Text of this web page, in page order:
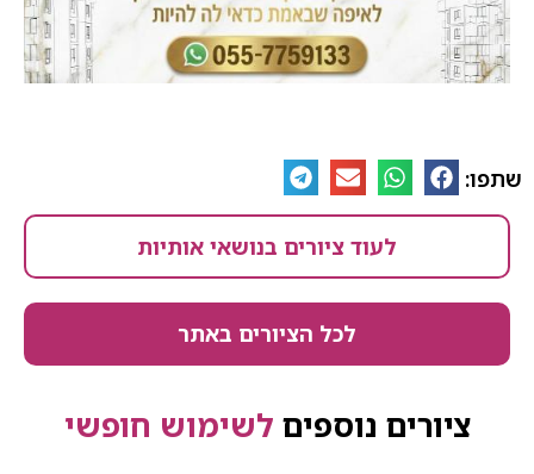
שתפו:
לעוד ציורים בנושאי אותיות
לכל הציורים באתר
ציורים נוספים לשימוש חופשי